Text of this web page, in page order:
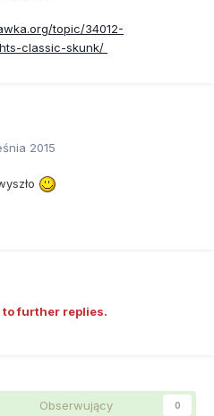
topic/34012-
classic-skunk/
2015
further replies.
Obserwujący 0